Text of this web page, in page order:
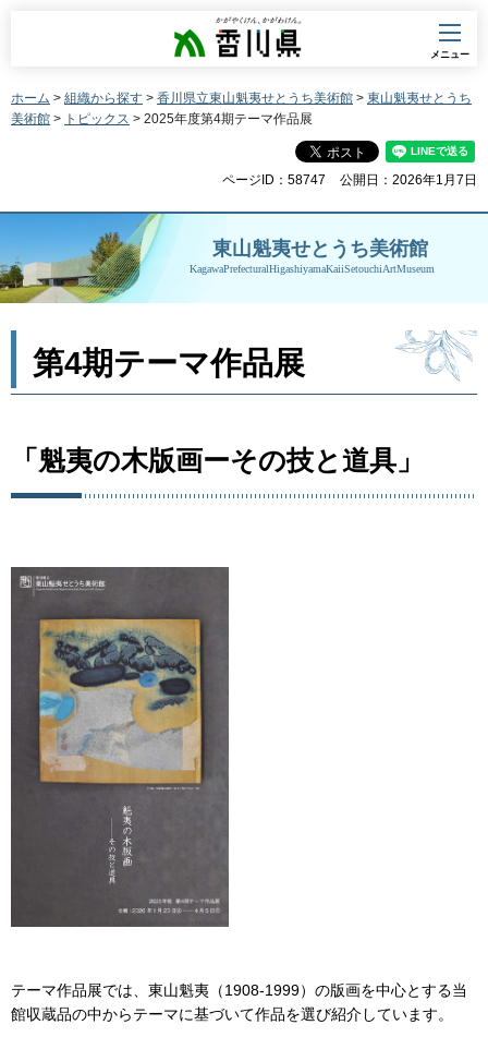
香川県
メニュー
ホーム > 組織から探す > 香川県立東山魁夷せとうち美術館 > 東山魁夷せとうち
美術館 > トピックス > 2025年度第4期テーマ作品展
ページID：58747 公開日：2026年1月7日
東山魁夷せとうち美術館
KagawaPrefecturalHigashiyamaKaiiSetouchiArtMuseum
第4期テーマ作品展
「魁夷の木版画ーその技と道具」
テーマ作品展では、東山魁夷（1908-1999）の版画を中心とする当
館収蔵品の中からテーマに基づいて作品を選び紹介しています。